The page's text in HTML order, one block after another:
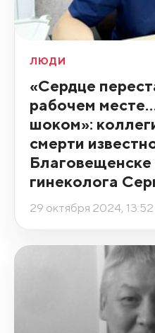
ЛЮДИ
«Сердце
рабочем
шоком»:
смерти
гинеколога
29 октября 2024, 13:52